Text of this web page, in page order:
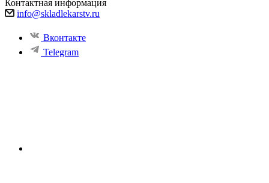
Контактная информация
info@skladlekarstv.ru
Вконтакте
Telegram